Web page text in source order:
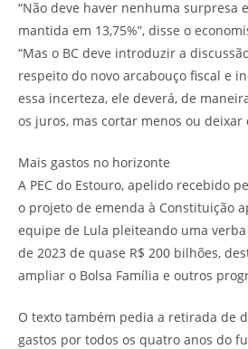
“Não deve haver nenhuma surpresa
mantida em 13,75%”, disse o
“Mas o BC deve introduzir a
respeito do novo arcabouço fiscal e
essa incerteza, ele deverá, de
os juros, mas cortar menos ou deixar
Mais gastos no horizonte
A PEC do Estouro, apelido recebido
o projeto de emenda à Constituição
equipe de Lula pleiteando uma
de 2023 de quase R$ 200 bilhões,
ampliar o Bolsa Família e outros
O texto também pedia a retirada de
gastos por todos os quatro anos do